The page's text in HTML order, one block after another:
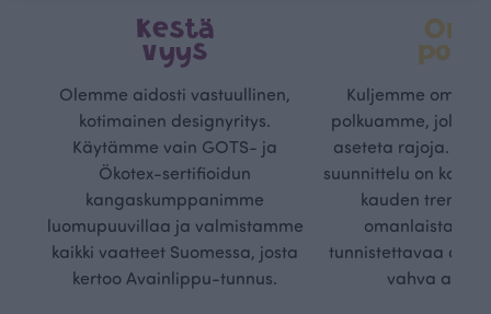
Kestä
vyys
Olemme aidosti vastuullinen,
kotimainen designyritys.
Käytämme vain GOTS- ja
Ökotex-sertifioidun
kangaskumppanimme
luomupuuvillaa ja valmistamme
kaikki vaatteet Suomessa, josta
kertoo Avainlippu-tunnus.
Oma
Kuljemme omaa,
polkuamme, jolla
aseteta rajoja.
suunnittelu on
kauden
omanlaista,
tunnistettavaa
vahva